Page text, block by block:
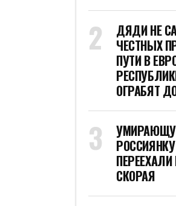
ДЯДИ НЕ
ЧЕСТНЫХ
ПУТИ В
ОГРАБЯТ
СКОРАЯ